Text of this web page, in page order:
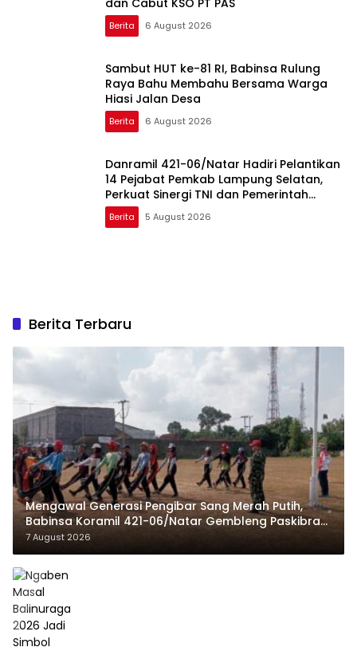
dan Cabut KSO PT PAS
Berita 6 August 2026
Sambut HUT ke-81 RI, Babinsa Rulung
Raya Bahu Membahu Bersama Warga
Hiasi Jalan Desa
Berita 6 August 2026
Danramil 421-06/Natar Hadiri Pelantikan
14 Pejabat Pemkab Lampung Selatan,
Perkuat Sinergi TNI dan Pemerintah
Daerah
Berita 5 August 2026
Berita Terbaru
Mengawal Generasi Pengibar Sang Merah Putih,
Babinsa Koramil 421-06/Natar Gembleng Paskibra
di Dua Kecamatan Jelang HUT RI ke-81
7 August 2026